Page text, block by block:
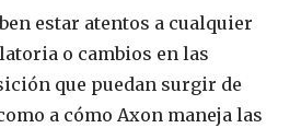
estar atentos a cualquier
o cambios en las
que puedan surgir de
a cómo Axon maneja las